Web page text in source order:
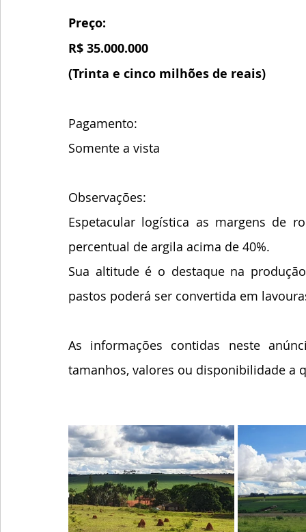
Preço:
R$ 35.000.000
(Trinta e cinco milhões de reais)
Pagamento:
Somente a vista
Observações:
Espetacular logística as margens de
percentual de argila acima de 40%.
Sua altitude é o destaque na
pastos poderá ser convertida em
As informações contidas neste
tamanhos, valores ou disponibilidade a